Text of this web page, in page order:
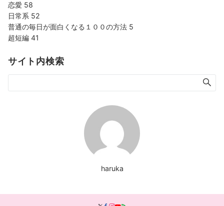
恋愛 58
日常系 52
普通の毎日が面白くなる１００の方法 5
超短編 41
サイト内検索
haruka